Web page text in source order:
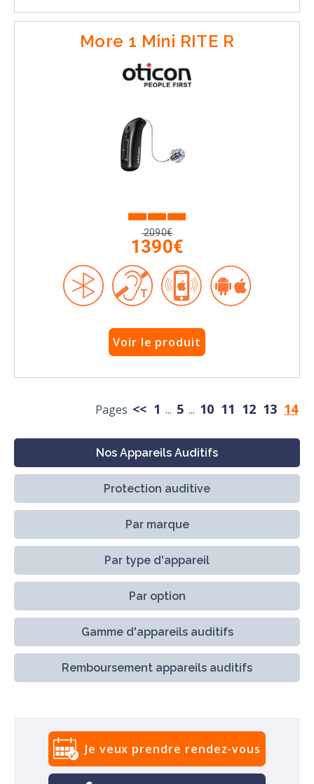
More 1 Mini RITE R
2090€
1390€
Voir le produit
Pages << 1 ... 5 ... 10 11 12 13 14
Nos Appareils Auditifs
Protection auditive
Par marque
Par type d'appareil
Par option
Gamme d'appareils auditifs
Remboursement appareils auditifs
Je veux prendre rendez-vous